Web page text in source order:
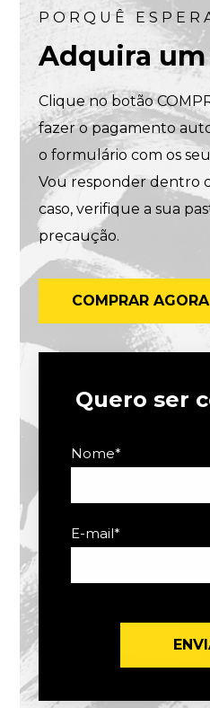
Quero ser
Nome*
E-mail*
PORQUÊ
Adquira
Clique no botão
fazer o pagamento
o formulário com os
Vou responder dentro
caso, verifique a sua
precaução.
COMPRAR AGORA